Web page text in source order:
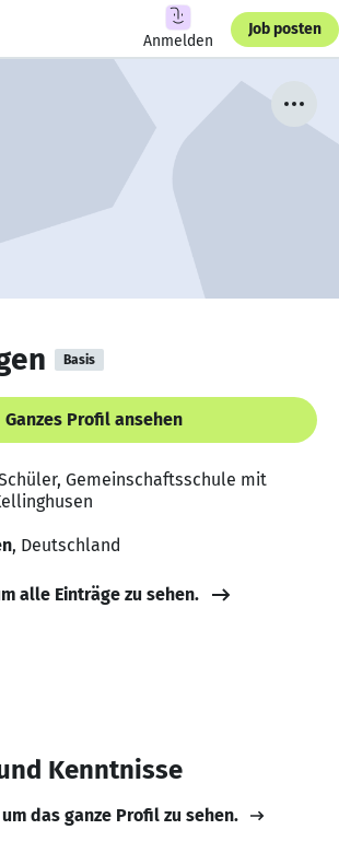
Anmelden
Job posten
Basis
Ganzes Profil ansehen
Gemeinschaftsschule mit
, Deutschland
alle Einträge zu sehen.
Kenntnisse
das ganze Profil zu sehen.